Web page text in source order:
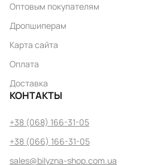
Оптовым покупателям
Дропшиперам
Карта сайта
Оплата
Доставка
КОНТАКТЫ
+38 (068) 166-31-05
+38 (066) 166-31-05
sales@bilyzna-shop.com.ua